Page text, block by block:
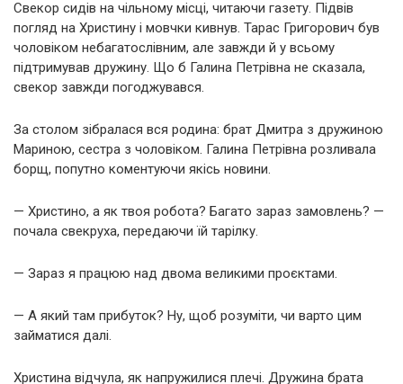
Свекор сидів на чільному місці, читаючи газету. Підвів
погляд на Христину і мовчки кивнув. Тарас Григорович був
чоловіком небагатослівним, але завжди й у всьому
підтримував дружину. Що б Галина Петрівна не сказала,
свекор завжди погоджувався.
За столом зібралася вся родина: брат Дмитра з дружиною
Мариною, сестра з чоловіком. Галина Петрівна розливала
борщ, попутно коментуючи якісь новини.
— Христино, а як твоя робота? Багато зараз замовлень? —
почала свекруха, передаючи їй тарілку.
— Зараз я працюю над двома великими проєктами.
— А який там прибуток? Ну, щоб розуміти, чи варто цим
займатися далі.
Христина відчула, як напружилися плечі. Дружина брата